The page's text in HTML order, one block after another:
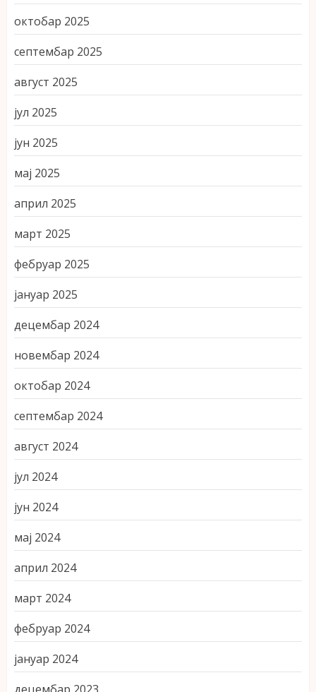
октобар 2025
септембар 2025
август 2025
јул 2025
јун 2025
мај 2025
април 2025
март 2025
фебруар 2025
јануар 2025
децембар 2024
новембар 2024
октобар 2024
септембар 2024
август 2024
јул 2024
јун 2024
мај 2024
април 2024
март 2024
фебруар 2024
јануар 2024